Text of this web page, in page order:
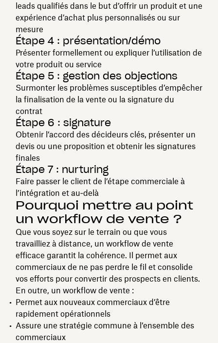
leads qualifiés dans le but d’offrir un produit et une
expérience d’achat plus personnalisés ou sur
mesure
Étape 4 : présentation/démo
Présenter formellement ou expliquer l’utilisation de
votre produit ou service
Étape 5 : gestion des objections
Surmonter les problèmes susceptibles d’empêcher
la finalisation de la vente ou la signature du
contrat
Étape 6 : signature
Obtenir l’accord des décideurs clés, présenter un
devis ou une proposition et obtenir les signatures
finales
Étape 7 : nurturing
Faire passer le client de l’étape commerciale à
l’intégration et au‑delà
Pourquoi mettre au point
un workflow de vente ?
Que vous soyez sur le terrain ou que vous
travailliez à distance, un workflow de vente
efficace garantit la cohérence. Il permet aux
commerciaux de ne pas perdre le fil et consolide
vos efforts pour convertir des prospects en clients.
En outre, un workflow de vente :
Permet aux nouveaux commerciaux d’être
rapidement opérationnels
Assure une stratégie commune à l’ensemble des
commerciaux